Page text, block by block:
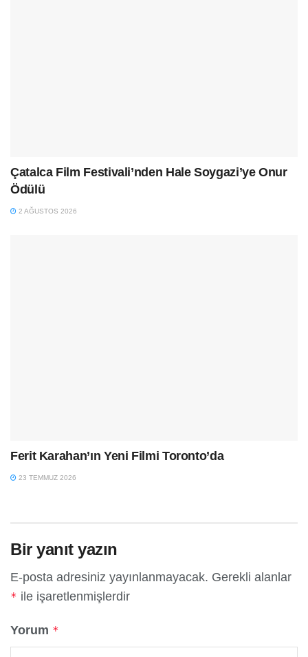
Çatalca Film Festivali’nden Hale Soygazi’ye Onur
Ödülü
2 AĞUSTOS 2026
Ferit Karahan’ın Yeni Filmi Toronto’da
23 TEMMUZ 2026
Bir yanıt yazın
E-posta adresiniz yayınlanmayacak. Gerekli alanlar
* ile işaretlenmişlerdir
Yorum *